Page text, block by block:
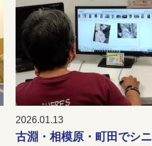
2026.01.13
古淵・相模原・町田でシニ